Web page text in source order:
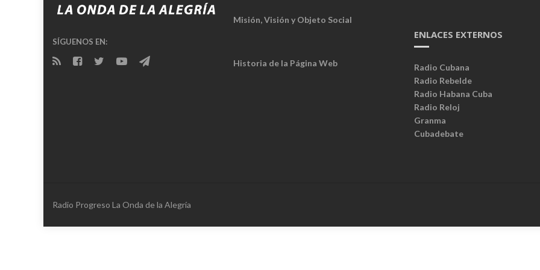
SÍGUENOS EN:
Misión, Visión y Objeto Social
Historia de la Página Web
ENLACES EXTERNOS
Radio Cubana
Radio Rebelde
Radio Habana Cuba
Radio Reloj
Granma
Cubadebate
Radio Progreso La Onda de la Alegría